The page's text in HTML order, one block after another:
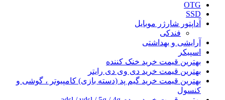
OTG
SSD
آداپتور شارژر موبایل
فندکی
آرایشی و بهداشتی
اسپیکر
بهترین قیمت خرید خنک کننده
بهترین قیمت خرید دی وی دی رایتر
بهترین قیمت خرید گیم پد (دسته بازی) کامپیوتر ، گوشی و
کنسول